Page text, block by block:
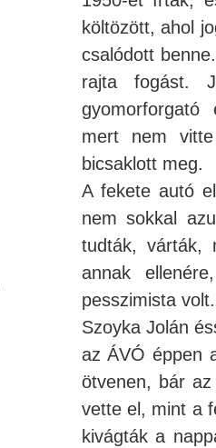
költözött, ahol
csalódott
rajta fogást.
gyomorforgató
mert nem
bicsaklott meg.
A fekete autó
nem sokkal
tudták, várták,
annak
pesszimista volt.
Szoyka Jolán
az ÁVÓ éppen
ötvenen, bár
vette el, mint a
kivágták a